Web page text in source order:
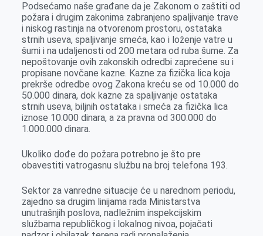
Podsećamo naše građane da je Zakonom o zaštiti od
požara i drugim zakonima zabranjeno spaljivanje trave
i niskog rastinja na otvorenom prostoru, ostataka
strnih useva, spaljivanje smeća, kao i loženje vatre u
šumi i na udaljenosti od 200 metara od ruba šume. Za
nepoštovanje ovih zakonskih odredbi zaprećene su i
propisane novčane kazne. Kazne za fizička lica koja
prekrše odredbe ovog Zakona kreću se od 10.000 do
50.000 dinara, dok kazne za spaljivanje ostataka
strnih useva, biljnih ostataka i smeća za fizička lica
iznose 10.000 dinara, a za pravna od 300.000 do
1.000.000 dinara.
Ukoliko dođe do požara potrebno je što pre
obavestiti vatrogasnu službu na broj telefona 193.
Sektor za vanredne situacije će u narednom periodu,
zajedno sa drugim linijama rada Ministarstva
unutrašnjih poslova, nadležnim inspekcijskim
službama republičkog i lokalnog nivoa, pojačati